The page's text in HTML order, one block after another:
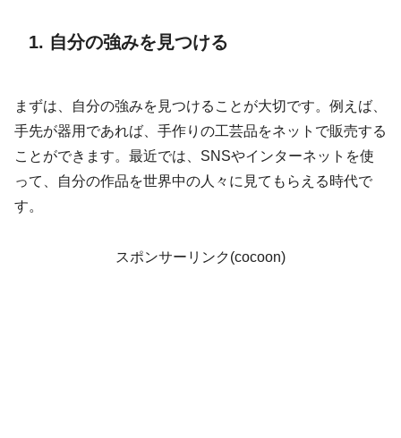
1. 自分の強みを見つける
まずは、自分の強みを見つけることが大切です。例えば、
手先が器用であれば、手作りの工芸品をネットで販売する
ことができます。最近では、SNSやインターネットを使
って、自分の作品を世界中の人々に見てもらえる時代で
す。
スポンサーリンク(cocoon)